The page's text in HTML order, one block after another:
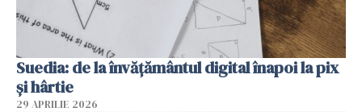
Suedia: de la învățământul digital înapoi la pix
și hârtie
29 APRILIE 2026